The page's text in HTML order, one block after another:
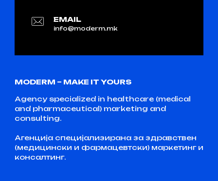
EMAIL
info@moderm.mk
MODERM – MAKE IT YOURS
Agency specialized in healthcare (medical
and pharmaceutical) marketing and
consulting.
Агенција специјализирана за здравствен
(медицински и фармацевтски) маркетинг и
консалтинг.